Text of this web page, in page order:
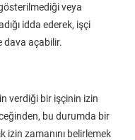
veya
idda ederek, işçi
dava açabilir.
verdiği bir işçinin izin
bu durumda bir
izin zamanını belirlemek